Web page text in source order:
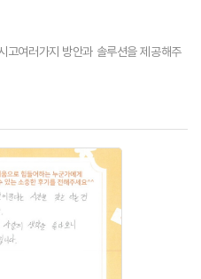
고여러가지 방안과 솔루션을 제공해주